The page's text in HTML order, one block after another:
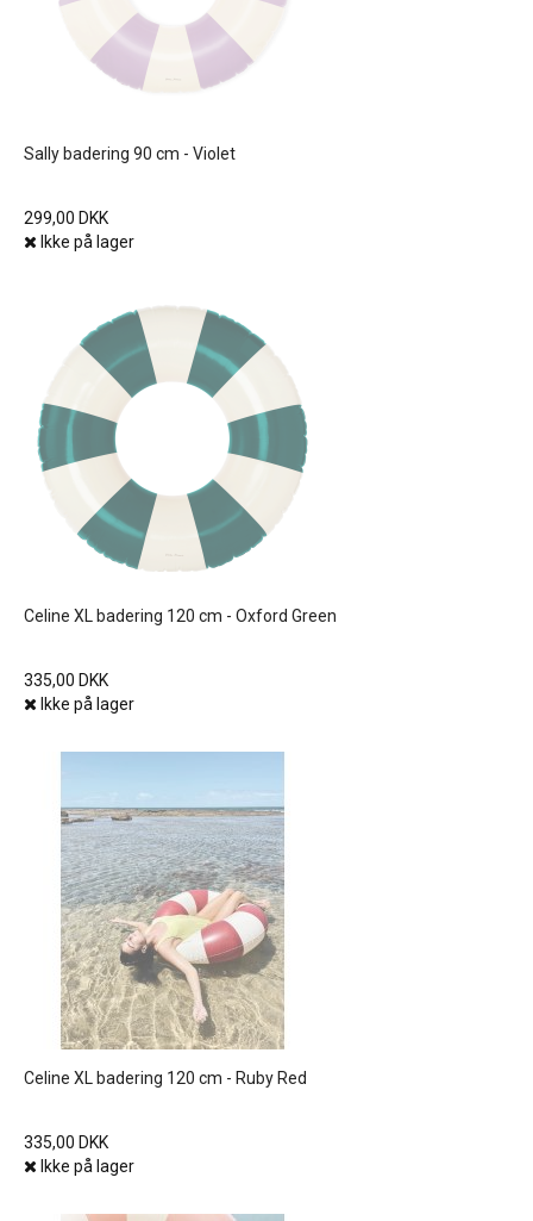
Sally badering 90 cm - Violet
299,00 DKK
Ikke på lager
Celine XL badering 120 cm - Oxford Green
335,00 DKK
Ikke på lager
Celine XL badering 120 cm - Ruby Red
335,00 DKK
Ikke på lager